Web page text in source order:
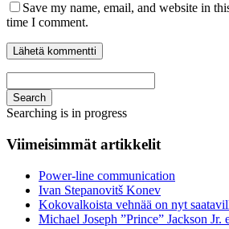
Save my name, email, and website in
time I comment.
Search
Searching is in progress
Viimeisimmät artikkelit
Power-line communication
Ivan Stepanovitš Konev
Kokovalkoista vehnää on nyt
Michael Joseph ”Prince” Jackson Jr.